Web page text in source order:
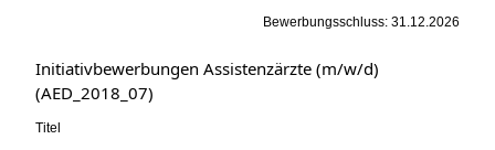
Bewerbungsschluss: 31.12.2026
Initiativbewerbungen Assistenzärzte (m/w/d)
(AED_2018_07)
Titel